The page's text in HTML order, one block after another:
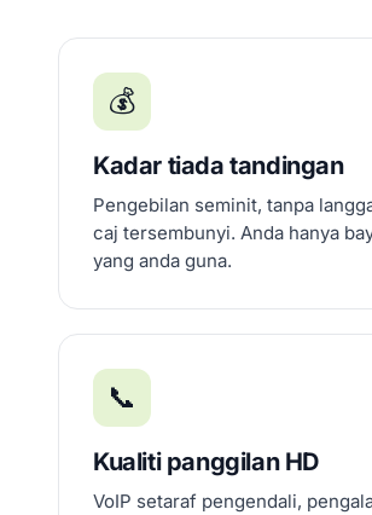
💰
Kadar tiada tandingan
Pengebilan seminit, tanpa
caj tersembunyi. Anda hanya
yang anda guna.
📞
Kualiti panggilan HD
VoIP setaraf pengendali,